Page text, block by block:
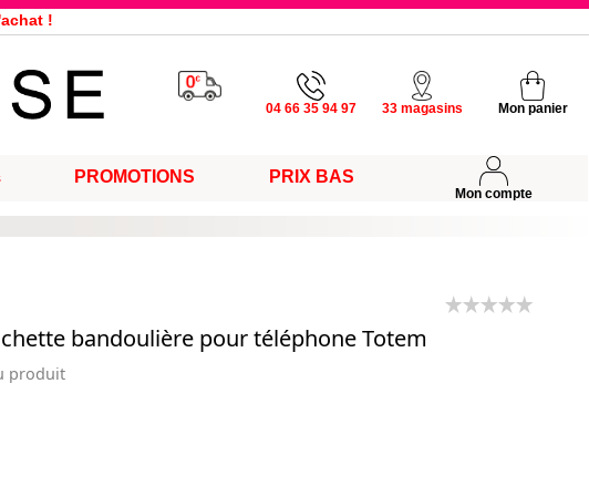
!
du lundi au vendredi
vous ?
04 66 35 94 97 33 magasins Mon panier
PROMOTIONS PRIX BAS
Mon compte
bandoulière pour téléphone Totem
produit